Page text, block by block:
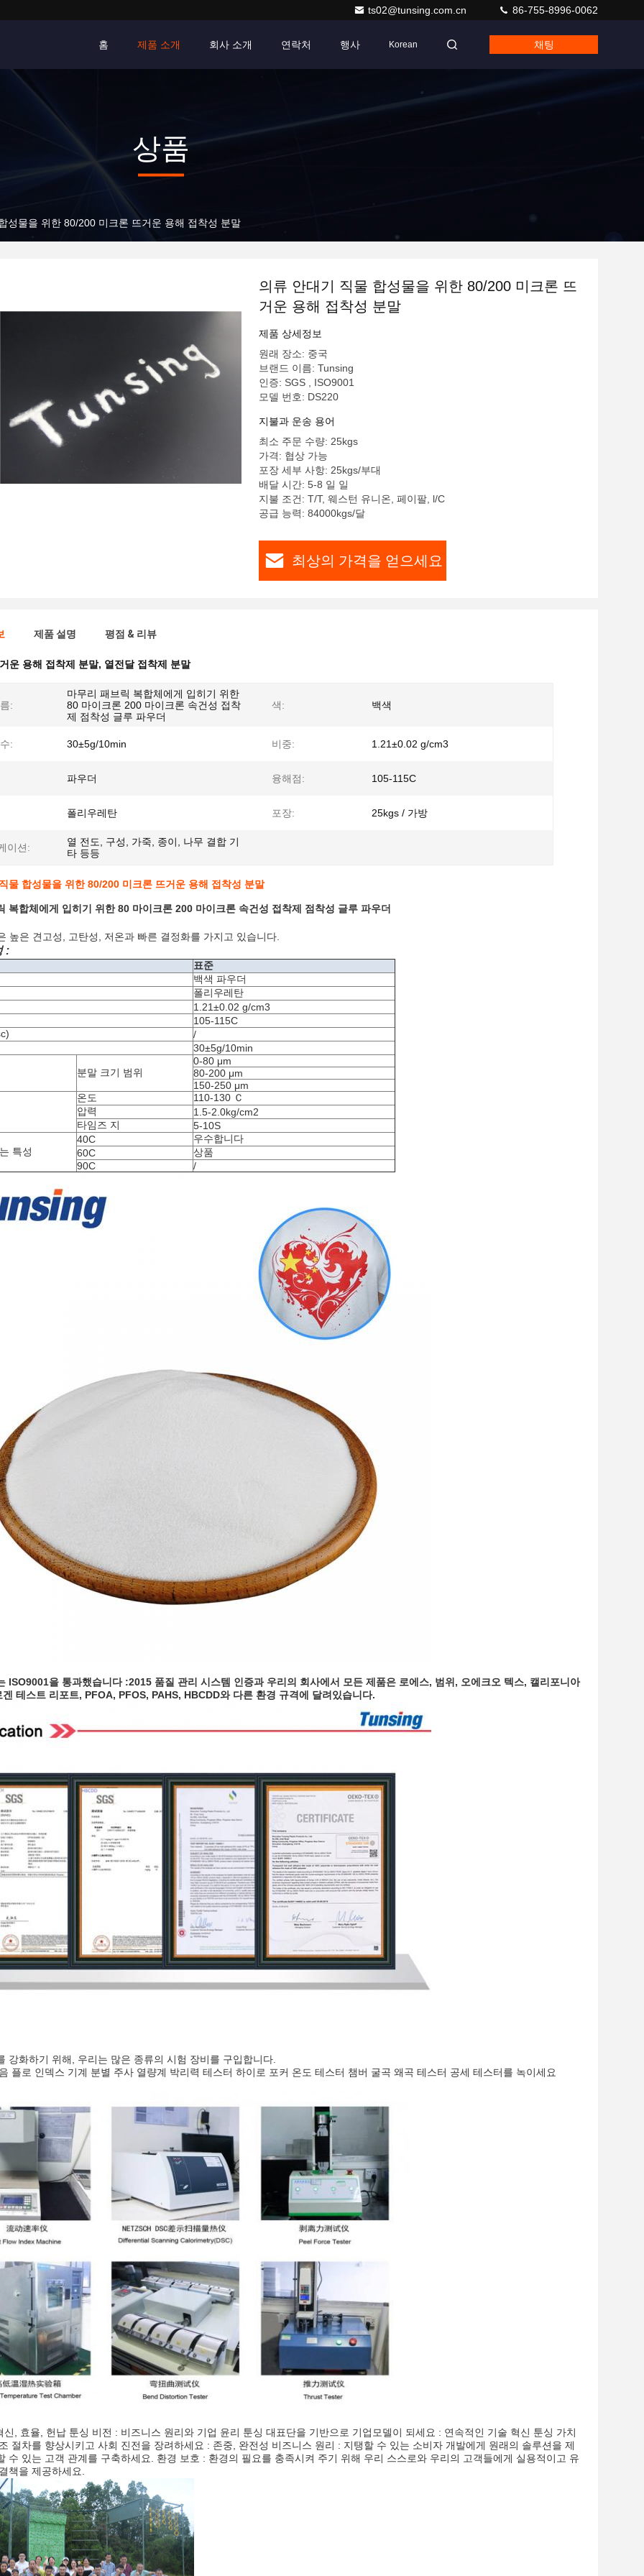
ts02@tunsing.com.cn 86-755-8996-0062
홈 제품 소개 회사 소개 연락처 행사 Korean 채팅
상품
성물을 위한 80/200 미크론 뜨거운 용해 접착성 분말
의류 안대기 직물 합성물을 위한 80/200 미크론 뜨
거운 용해 접착성 분말
제품 상세정보
원래 장소: 중국
브랜드 이름: Tunsing
인증: SGS , ISO9001
모델 번호: DS220
지불과 운송 용어
최소 주문 수량: 25kgs
가격: 협상 가능
포장 세부 사항: 25kgs/부대
배달 시간: 5-8 일 일
지불 조건: T/T, 웨스턴 유니온, 페이팔, l/C
공급 능력: 84000kgs/달
최상의 가격을 얻으세요
제품 설명 평점 & 리뷰
운 용해 접착제 분말, 열전달 접착제 분말
:
마무리 패브릭 복합체에게 입히기 위한
80 마이크론 200 마이크론 속건성 접착
제 점착성 글루 파우더
색: 백색
: 30±5g/10min 비중: 1.21±0.02 g/cm3
파우더 융해점: 105-115C
폴리우레탄 포장: 25kgs / 가방
이션:
열 전도, 구성, 가죽, 종이, 나무 결합 기
타 등등
물 합성물을 위한 80/200 미크론 뜨거운 용해 접착성 분말
복합체에게 입히기 위한 80 마이크론 200 마이크론 속건성 접착제 점착성 글루 파우더
높은 견고성, 고탄성, 저온과 빠른 결정화를 가지고 있습니다.
:
표준
백색 파우더
폴리우레탄
1.21±0.02 g/cm3
105-115C
/
30±5g/10min
분말 크기 범위
0-80 μm
80-200 μm
150-250 μm
온도
110-130 Ｃ
압력
1.5-2.0kg/cm2
타임즈 지
5-10S
특성
40C
우수합니다
60C
상품
90C
/
ISO9001을 통과했습니다 :2015 품질 관리 시스템 인증과 우리의 회사에서 모든 제품은 로에스, 범위, 오에크오 텍스, 캘리포니아
테스트 리포트, PFOA, PFOS, PAHS, HBCDD와 다른 환경 규격에 달려있습니다.
강화하기 위해, 우리는 많은 종류의 시험 장비를 구입합니다.
플로 인덱스 기계 분별 주사 열량계 박리력 테스터 하이로 포커 온도 테스터 챔버 굴곡 왜곡 테스터 공세 테스터를 녹이세요
신, 효율, 헌납 툰싱 비전 : 비즈니스 원리와 기업 윤리 툰싱 대표단을 기반으로 기업모델이 되세요 : 연속적인 기술 혁신 툰싱 가치
절차를 향상시키고 사회 진전을 장려하세요 : 존중, 완전성 비즈니스 원리 : 지탱할 수 있는 소비자 개발에게 원래의 솔루션을 제
수 있는 고객 관계를 구축하세요. 환경 보호 : 환경의 필요를 충족시켜 주기 위해 우리 스스로와 우리의 고객들에게 실용적이고 유
책을 제공하세요.